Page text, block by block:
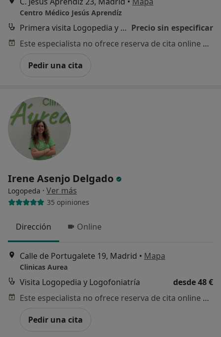
Centro Médico Jesús Aprendíz
Primera visita Logopedia y Logofoniatría Precio sin especificar
Este especialista no ofrece reserva de cita online en esta dirección.
Pedir una cita
Irene Asenjo Delgado
Logopeda · Ver más
35 opiniones
Dirección Online
Calle de Portugalete 19, Madrid • Mapa
Clinicas Aurea
Visita Logopedia y Logofoniatría
desde 48 €
Este especialista no ofrece reserva de cita online en esta dirección.
Pedir una cita